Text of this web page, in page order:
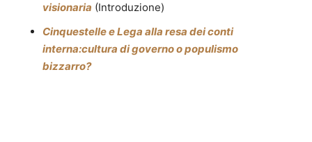
visionaria (Introduzione)
Cinquestelle e Lega alla resa dei conti
interna:cultura di governo o populismo
bizzarro?